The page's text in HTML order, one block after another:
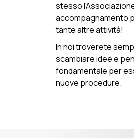
stesso
accompagnamento
tante altre attività!
In noi troverete
scambiare idee e
fondamentale per
nuove procedure.